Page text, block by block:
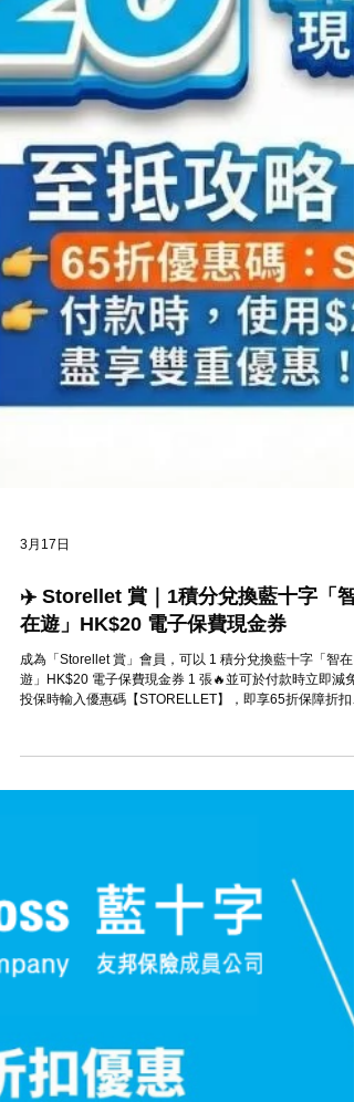
3月17日
✈️ Storellet 賞｜1積分兌換藍十字「智
在遊」HK$20 電子保費現金券
投保時輸入優惠碼【STORELLET】，即享65折保障折扣
細則約束。 📍注意事項 1.此電子保費現金券 （「現金券
現金。 4.現金券可與其他優惠碼同時使用。優惠碼須於報
時在「優惠碼」欄輸入，而現金券號碼須於付款時在「電
保費現金券」欄輸入。 5.扣除現金券的價值後，每次交易
至少支付HK$0.01。 6.藍十字有權隨時更改此現金券的條
及細則而無須另行通知。如對現金券有任何爭議，藍十字
留最終決定權。 7.如遺失或損壞現金券，將不獲補發。 8.
論於任何情況下，如取消或更改保單，以現金券繳交之保